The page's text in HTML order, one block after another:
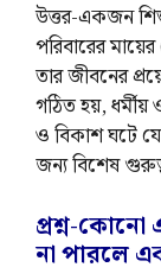
উত্তর-একজন
পরিবারের
তার জীবনের
গঠিত হয়,
ও বিকাশ ঘটে
জন্য বিশেষ
প্রশ্ন-কোনো
না পারলে